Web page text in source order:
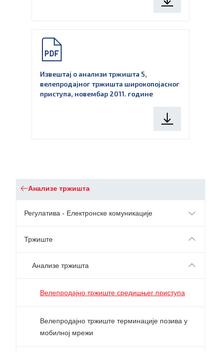
Анализе тржишта
Регулатива - Електронске комуникације
Тржиште
Анализе тржишта
Велепродајно тржиште средишњег приступа
Велепродајно тржиште терминације позива у
мобилној мрежи
Извештај о анализи тржишта 5,
велепродајног тржишта широкопојасног
приступа, новембар 2011. године